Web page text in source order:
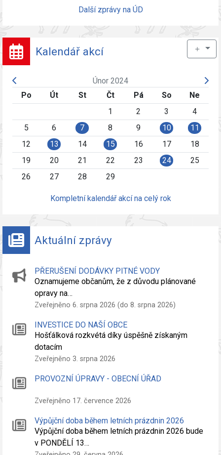
Další zprávy na ÚD
Kalendář akcí ＋
Únor 2024
Po
Út St Čt Pá So
Ne
1
2 3
4
5
6 7 8 9 10
11
12
13 14 15 16 17
18
19
20 21 22 23 24
25
26
27 28 29
Kompletní kalendář akcí na celý rok
Aktuální zprávy
PŘERUŠENÍ DODÁVKY PITNÉ VODY
Oznamujeme občanům, že z důvodu plánované
opravy na…
Zveřejněno 6. srpna 2026 (do 8. srpna 2026)
INVESTICE DO NAŠÍ OBCE
Hošťálková rozkvétá díky úspěšně získaným
dotacím
Zveřejněno 3. srpna 2026
PROVOZNÍ ÚPRAVY - OBECNÍ ÚŘAD
Zveřejněno 17. července 2026
Výpůjční doba během letních prázdnin 2026
Výpůjční doba během letních prázdnin 2026 bude
v PONDĚLÍ 13…